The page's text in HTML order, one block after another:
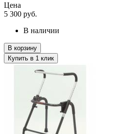
Цена
5 300 руб.
В наличии
В корзину
Купить в 1 клик